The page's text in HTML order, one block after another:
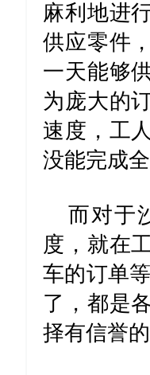
麻利地进
供应零件
一天能够
为庞大的
速度，工
没能完成
而对于
度，就在
车的订单
了，都是
择有信誉